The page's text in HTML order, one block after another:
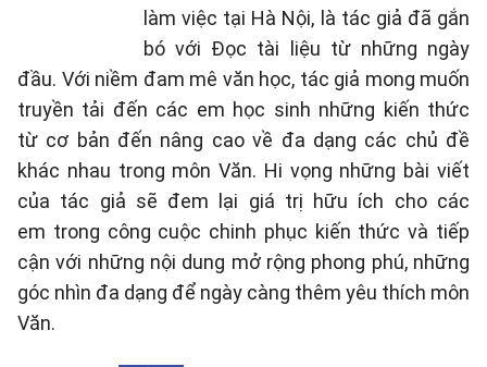
làm việc tại Hà Nội, là tác giả đã gắn
bó với Đọc tài liệu từ những ngày
đầu. Với niềm đam mê văn học, tác giả mong muốn
truyền tải đến các em học sinh những kiến thức
từ cơ bản đến nâng cao về đa dạng các chủ đề
khác nhau trong môn Văn. Hi vọng những bài viết
của tác giả sẽ đem lại giá trị hữu ích cho các
em trong công cuộc chinh phục kiến thức và tiếp
cận với những nội dung mở rộng phong phú, những
góc nhìn đa dạng để ngày càng thêm yêu thích môn
Văn.